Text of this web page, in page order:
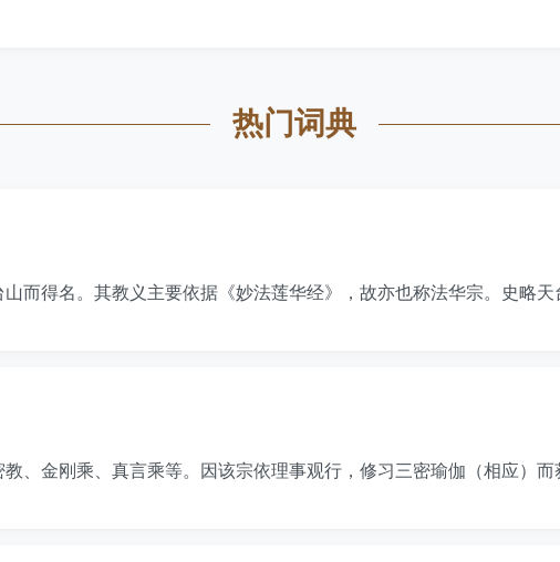
热门词典
而得名。其教义主要依据《妙法莲华经》，故亦也称法华宗。史略
、金刚乘、真言乘等。因该宗依理事观行，修习三密瑜伽（相应）